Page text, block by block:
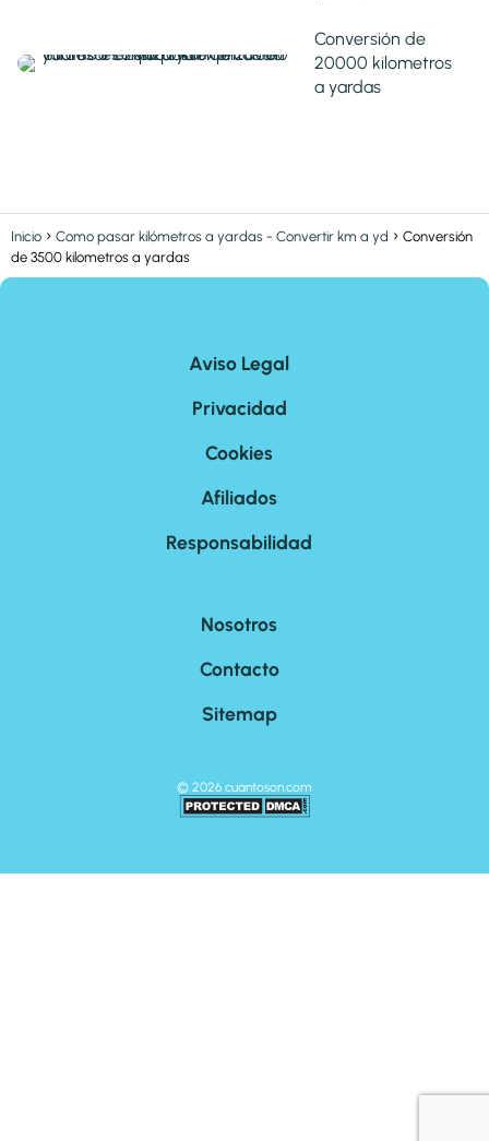
Conversión de
20000 kilometros
a yardas
Inicio Como pasar kilómetros a yardas - Convertir km a yd
Conversión
de 3500 kilometros a yardas
Aviso Legal
Privacidad
Cookies
Afiliados
Responsabilidad
Nosotros
Contacto
Sitemap
© 2026 cuantoson.com